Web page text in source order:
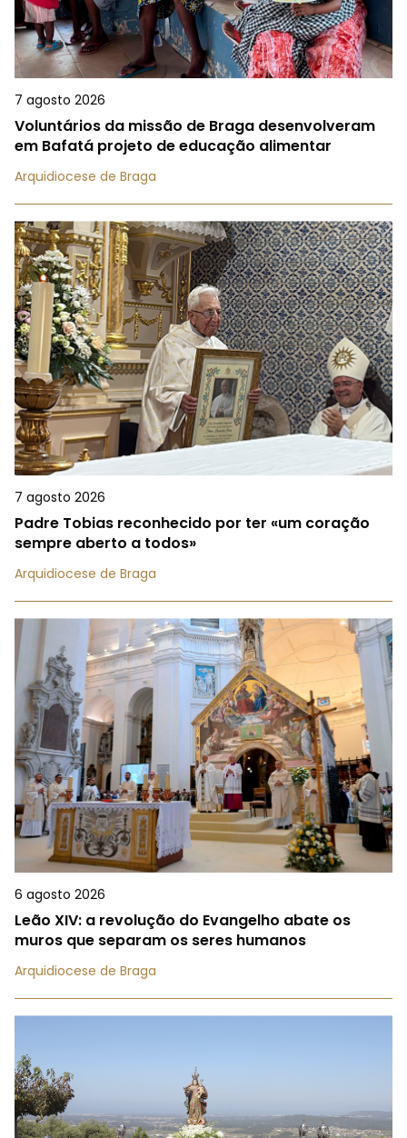
7 agosto 2026
Voluntários da missão de Braga desenvolveram
em Bafatá projeto de educação alimentar
Arquidiocese de Braga
7 agosto 2026
Padre Tobias reconhecido por ter «um coração
sempre aberto a todos»
Arquidiocese de Braga
6 agosto 2026
Leão XIV: a revolução do Evangelho abate os
muros que separam os seres humanos
Arquidiocese de Braga